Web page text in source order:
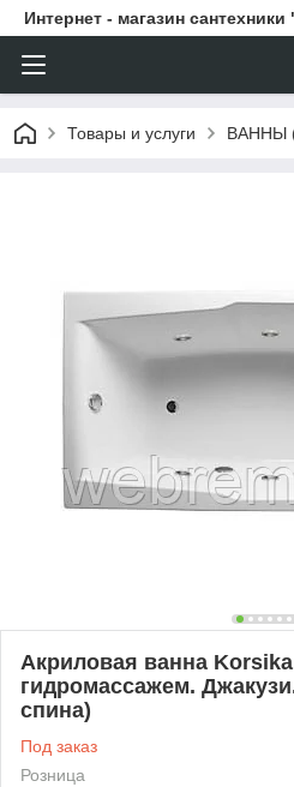
Интернет - магазин
Товары и услуги ВАННЫ
Акриловая ванна
гидромассажем.
спина)
Под заказ
Розница